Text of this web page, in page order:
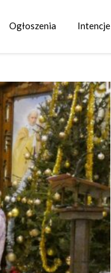
Ogłoszenia Intencje